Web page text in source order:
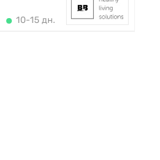
10-15 дн.